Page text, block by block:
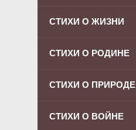
СТИХИ О ЖИЗНИ
СТИХИ О РОДИНЕ
СТИХИ О ПРИРОДЕ
СТИХИ О ВОЙНЕ